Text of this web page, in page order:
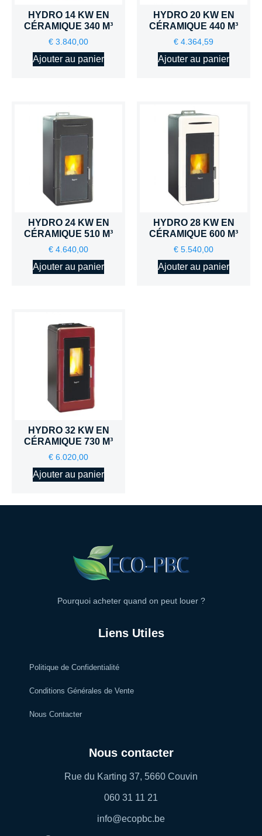
HYDRO 14 KW EN
CÉRAMIQUE 340 M³
€ 3.840,00
Ajouter au panier
HYDRO 20 KW EN
CÉRAMIQUE 440 M³
€ 4.364,59
Ajouter au panier
HYDRO 24 KW EN
CÉRAMIQUE 510 M³
€ 4.640,00
Ajouter au panier
HYDRO 28 KW EN
CÉRAMIQUE 600 M³
€ 5.540,00
Ajouter au panier
HYDRO 32 KW EN
CÉRAMIQUE 730 M³
€ 6.020,00
Ajouter au panier
Pourquoi acheter quand on peut louer ?
Liens Utiles
Politique de Confidentialité
Conditions Générales de Vente
Nous Contacter
Nous contacter
Rue du Karting 37, 5660 Couvin
060 31 11 21
info@ecopbc.be